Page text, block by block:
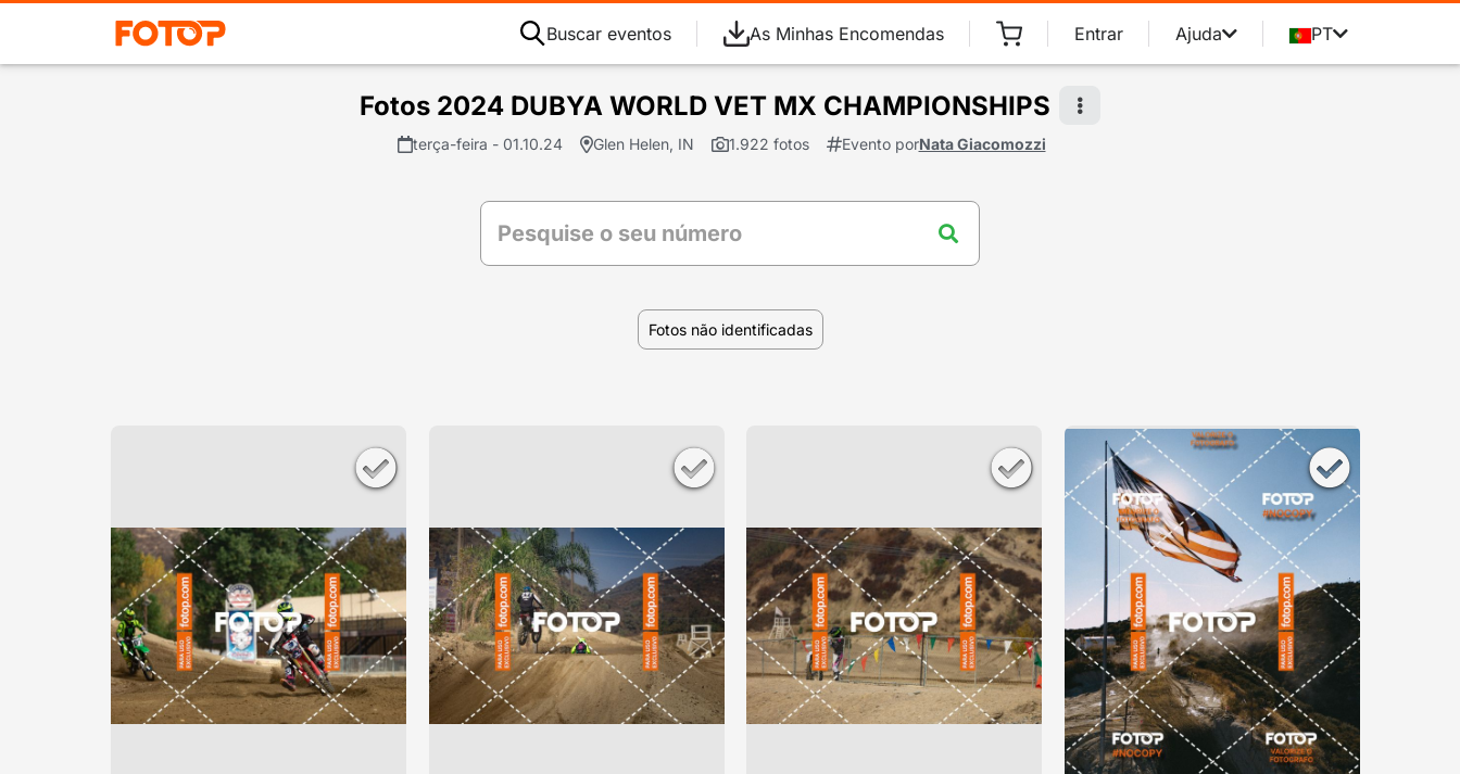
Buscar eventos As Minhas Encomendas Entrar Ajuda PT
Fotos 2024 DUBYA WORLD VET MX CHAMPIONSHIPS
terça-feira - 01.10.24 Glen Helen, IN 1.922 fotos Evento porNata Giacomozzi
Fotos não identificadas